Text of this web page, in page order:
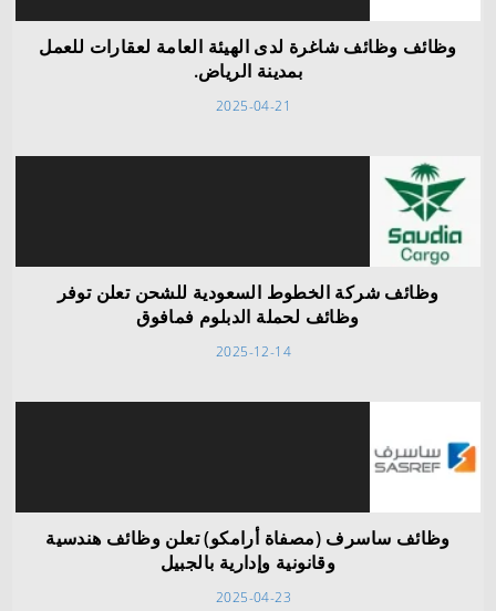
وظائف وظائف شاغرة لدى الهيئة العامة لعقارات للعمل
بمدينة الرياض.
2025-04-21
وظائف شركة الخطوط السعودية للشحن تعلن توفر
وظائف لحملة الدبلوم فمافوق
2025-12-14
وظائف ساسرف (مصفاة أرامكو) تعلن وظائف هندسية
وقانونية وإدارية بالجبيل
2025-04-23